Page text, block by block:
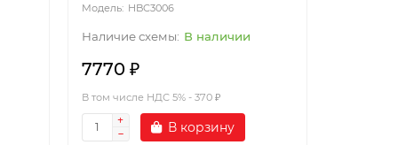
HBC3006
В наличии
7770 ₽
В том числе НДС 5% - 370 ₽
В корзину